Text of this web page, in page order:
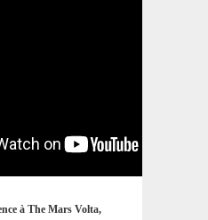
à The Mars Volta,